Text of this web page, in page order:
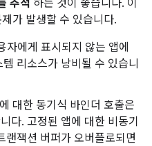
추적 하는 것이 좋습니다. 이
가 발생할 수 있습니다.
자에게 표시되지 않는 앱에
리소스가 낭비될 수 있습니
대한 동기식 바인더 호출은
다. 고정된 앱에 대한 비동기
랜잭션 버퍼가 오버플로되면